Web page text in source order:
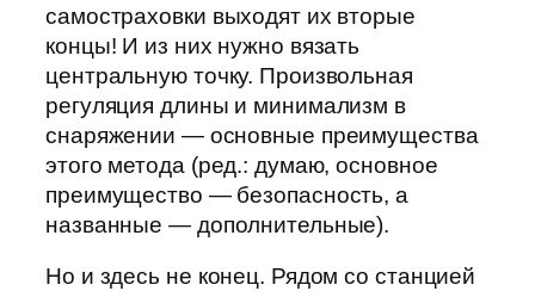
самостраховки выходят их вторые
концы! И из них нужно вязать
центральную точку. Произвольная
регуляция длины и минимализм в
снаряжении — основные преимущества
этого метода (ред.: думаю, основное
преимущество — безопасность, а
названные — дополнительные).
Но и здесь не конец. Рядом со станцией